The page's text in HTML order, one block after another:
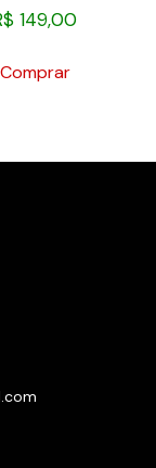
149,00
Comprar